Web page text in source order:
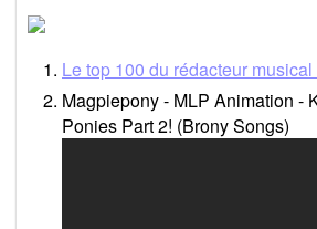
Le top 100 du rédacteur
Magpiepony - MLP Animation -
Ponies Part 2! (Brony Songs)